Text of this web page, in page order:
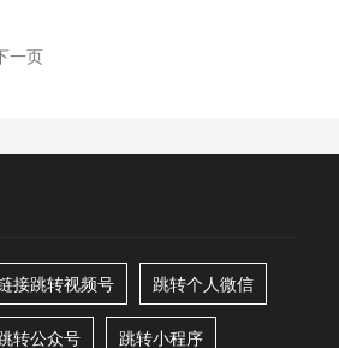
一页
接跳转视频号 跳转个人微信
转公众号 跳转小程序